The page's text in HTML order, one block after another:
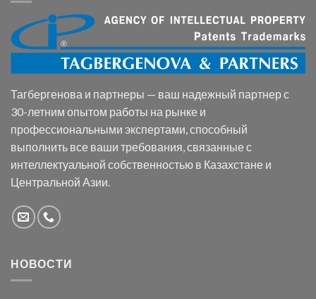
Тагбергенова и партнеры — ваш надежный партнер с
30-летним опытом работы на рынке и
профессиональными экспертами, способный
выполнить все ваши требования, связанные с
интеллектуальной собственностью в Казахстане и
Центральной Азии.
НОВОСТИ